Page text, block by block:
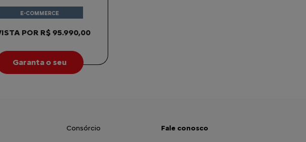
POR R$ 95.990,00
E-COMMERCE
Garanta o seu
Consórcio Fale conosco